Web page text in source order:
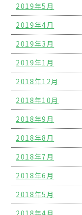
2019年5月
2019年4月
2019年3月
2019年1月
2018年12月
2018年10月
2018年9月
2018年8月
2018年7月
2018年6月
2018年5月
2018年4月